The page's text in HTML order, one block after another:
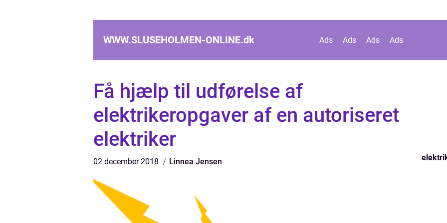
WWW.SLUSEHOLMEN-ONLINE.dk Ads Ads Ads Ads
Få hjælp til udførelse af
elektrikeropgaver af en autoriseret
elektriker
02 december 2018 Linnea Jensen